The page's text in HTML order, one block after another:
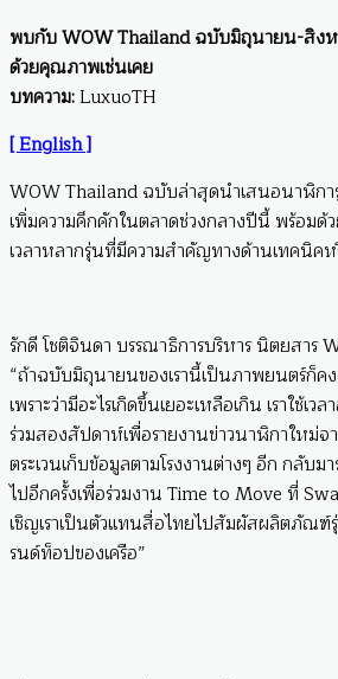
พบกับ WOW Thailand ฉบับมิถุนายน-สิง
ด้วยคุณภาพเช่นเคย
บทความ:LuxuoTH
[ English ]
WOW Thailand ฉบับล่าสุดนำเสนอนาฬิก
เพิ่มความคึกคักในตลาดช่วงกลางปีนี้ พร้อมด้ว
เวลาหลากรุ่นที่มีความสำคัญทางด้านเทคนิค
รักดี โชติจินดา บรรณาธิการบริหาร นิตยสาร
“ถ้าฉบับมิถุนายนของเรานี้เป็นภาพยนตร์ก็
เพราะว่ามีอะไรเกิดขึ้นเยอะเหลือเกิน เราใช้เ
ร่วมสองสัปดาห์เพื่อรายงานข่าวนาฬิกาใหม่
ตระเวนเก็บข้อมูลตามโรงงานต่างๆ อีก กลับม
ไปอีกครั้งเพื่อร่วมงาน Time to Move ที่
เชิญเราเป็นตัวแทนสื่อไทยไปสัมผัสผลิตภัณ
รนด์ท็อปของเครือ”